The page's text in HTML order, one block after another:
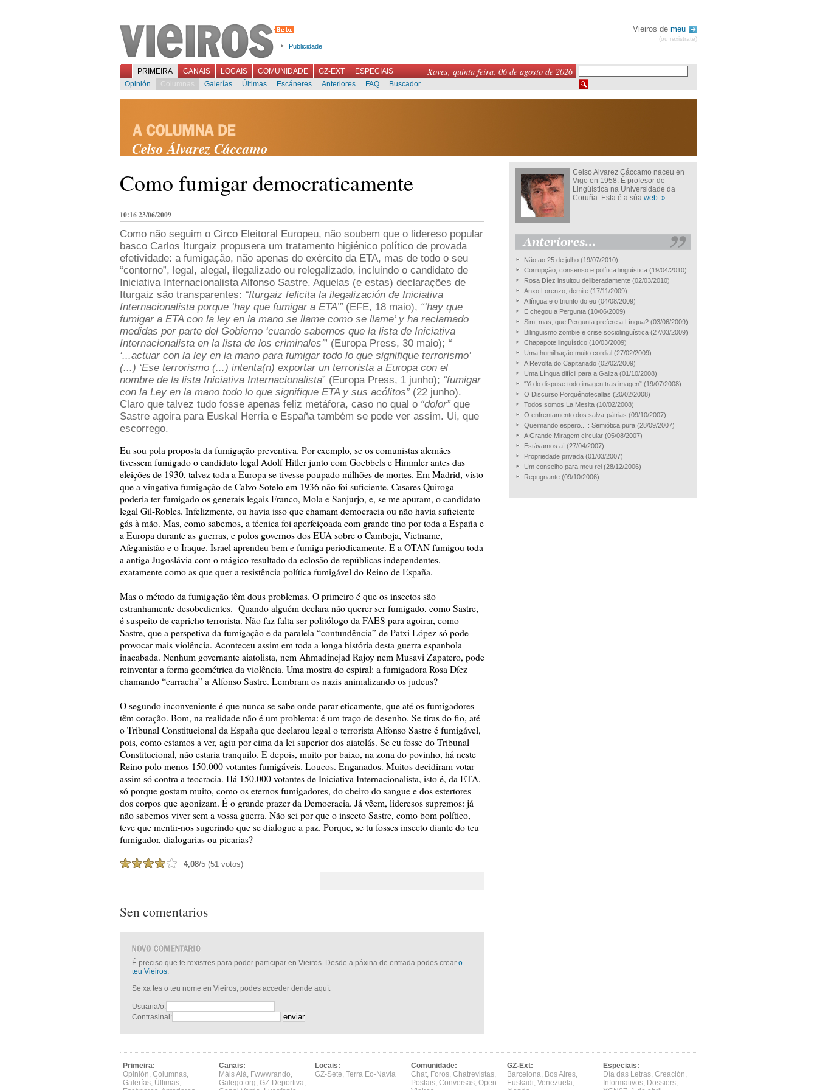
Publicidade
Vieiros de meu
(ou rexistrate)
Xoves, quinta feira, 06 de agosto de 2026
PRIMEIRA CANAIS LOCAIS COMUNIDADE GZ-EXT
ESPECIAIS
Opinión
Columnas Galerías Últimas Escáneres Anteriores FAQ Buscador
Celso Álvarez Cáccamo
Como fumigar democraticamente
10:16 23/06/2009
Como não seguim o Circo Eleitoral Europeu, não soubem que o lidereso popular
basco Carlos Iturgaiz propusera um tratamento higiénico político de provada
efetividade: a fumigação, não apenas do exército da ETA, mas de todo o seu
“contorno”, legal, alegal, ilegalizado ou relegalizado, incluindo o candidato de
Iniciativa Internacionalista Alfonso Sastre. Aquelas (e estas) declarações de
Iturgaiz são transparentes: “Iturgaiz felicita la ilegalización de Iniciativa
Internacionalista porque ‘hay que fumigar a ETA’”(EFE, 18 maio), “‘hay que
fumigar a ETA con la ley en la mano se llame como se llame’ y ha reclamado
medidas por parte del Gobierno ‘cuando sabemos que la lista de Iniciativa
Internacionalista en la lista de los criminales’” (Europa Press, 30 maio); “
‘...actuar con la ley en la mano para fumigar todo lo que signifique terrorismo’
(...) ‘Ese terrorismo (...) intenta(n) exportar un terrorista a Europa con el
nombre de la lista Iniciativa Internacionalista” (Europa Press, 1 junho); “fumigar
con la Ley en la mano todo lo que signifique ETA y sus acólitos”(22 junho).
Claro que talvez tudo fosse apenas feliz metáfora, caso no qual o “dolor”que
Sastre agoira para Euskal Herria e España também se pode ver assim. Ui, que
escorrego.
Eu sou pola proposta da fumigação preventiva. Por exemplo, se os comunistas alemães
tivessem fumigado o candidato legal Adolf Hitler junto com Goebbels e Himmler antes das
eleições de 1930, talvez toda a Europa se tivesse poupado milhões de mortes. Em Madrid, visto
que a vingativa fumigação de Calvo Sotelo em 1936 não foi suficiente, Casares Quiroga
poderia ter fumigado os generais legais Franco, Mola e Sanjurjo, e, se me apuram, o candidato
legal Gil-Robles. Infelizmente, ou havia isso que chamam democracia ou não havia suficiente
gás à mão. Mas, como sabemos, a técnica foi aperfeiçoada com grande tino por toda a España e
a Europa durante as guerras, e polos governos dos EUA sobre o Camboja, Vietname,
Afeganistão e o Iraque. Israel aprendeu bem e fumiga periodicamente. E a OTAN fumigou toda
a antiga Jugoslávia com o mágico resultado da eclosão de repúblicas independentes,
exatamente como as que quer a resistência política fumigável do Reino de España.
Mas o método da fumigação têm dous problemas. O primeiro é que os insectos são
estranhamente desobedientes. Quando alguém declara não querer ser fumigado, como Sastre,
é suspeito de capricho terrorista. Não faz falta ser politólogo da FAES para agoirar, como
Sastre, que a perspetiva da fumigação e da paralela “contundência” de Patxi López só pode
provocar mais violência. Aconteceu assim em toda a longa história desta guerra espanhola
inacabada. Nenhum governante aiatolista, nem Ahmadinejad Rajoy nem Musavi Zapatero, pode
reinventar a forma geométrica da violência. Uma mostra do espiral: a fumigadora Rosa Díez
chamando “carracha” a Alfonso Sastre. Lembram os nazis animalizando os judeus?
O segundo inconveniente é que nunca se sabe onde parar eticamente, que até os fumigadores
têm coração. Bom, na realidade não é um problema: é um traço de desenho. Se tiras do fio, até
o Tribunal Constitucional da España que declarou legal o terrorista Alfonso Sastre é fumigável,
pois, como estamos a ver, agiu por cima da lei superior dos aiatolás. Se eu fosse do Tribunal
Constitucional, não estaria tranquilo. E depois, muito por baixo, na zona do povinho, há neste
Reino polo menos 150.000 votantes fumigáveis. Loucos. Enganados. Muitos decidiram votar
assim só contra a teocracia. Há 150.000 votantes de Iniciativa Internacionalista, isto é, da ETA,
só porque gostam muito, como os eternos fumigadores, do cheiro do sangue e dos estertores
dos corpos que agonizam. É o grande prazer da Democracia. Já vêem, lideresos supremos: já
não sabemos viver sem a vossa guerra. Não sei por que o insecto Sastre, como bom político,
teve que mentir-nos sugerindo que se dialogue a paz. Porque, se tu fosses insecto diante do teu
fumigador, dialogarias ou picarias?
4,08/5 (51 votos)
Sen comentarios
É preciso que te rexistres para poder participar en Vieiros. Desde a páxina de entrada podes crear o
teu Vieiros.
Se xa tes o teu nome en Vieiros, podes acceder dende aquí:
Usuaria/o:
Contrasinal:
Celso Alvarez Cáccamo naceu en
Vigo en 1958. É profesor de
Lingüística na Universidade da
Coruña. Esta é a súa web. »
Não ao 25 de julho (19/07/2010)
Corrupção, consenso e política linguística (19/04/2010)
Rosa Díez insultou deliberadamente (02/03/2010)
Anxo Lorenzo, demite (17/11/2009)
A língua e o triunfo do eu (04/08/2009)
E chegou a Pergunta (10/06/2009)
Sim, mas, que Pergunta prefere a Língua? (03/06/2009)
Bilinguismo zombie e crise sociolinguística (27/03/2009)
Chapapote linguístico (10/03/2009)
Uma humilhação muito cordial (27/02/2009)
A Revolta do Capitariado (02/02/2009)
Uma Língua difícil para a Galiza (01/10/2008)
“Yo lo dispuse todo imagen tras imagen” (19/07/2008)
O Discurso Porquénotecallas (20/02/2008)
Todos somos La Mesita (10/02/2008)
O enfrentamento dos salva-pátrias (09/10/2007)
Queimando espero... : Semiótica pura (28/09/2007)
A Grande Miragem circular (05/08/2007)
Estávamos aí (27/04/2007)
Propriedade privada (01/03/2007)
Um conselho para meu rei (28/12/2006)
Repugnante (09/10/2006)
Primeira:
Opinión, Columnas,
Galerías, Últimas,
Canais:
Máis Alá, Fwwwrando,
Galego.org, GZ-Deportiva,
Locais:
GZ-Sete, Terra Eo-Navia
Comunidade:
Chat, Foros, Chatrevistas,
Postais, Conversas, Open
GZ-Ext:
Barcelona, Bos Aires,
Euskadi, Venezuela,
Especiais:
Día das Letras, Creación,
Informativos, Dossiers,